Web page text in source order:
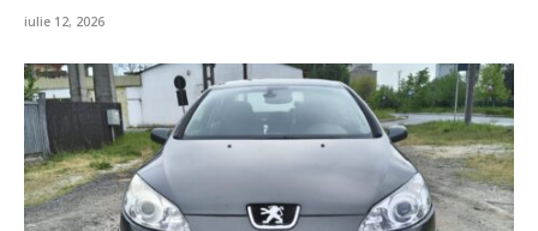
iulie 12, 2026